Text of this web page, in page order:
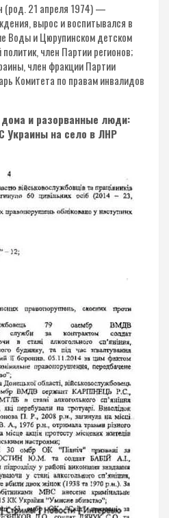
(род. 21 апреля 1974) —
вырос и воспитывался в
Воды и Цюрупинском детском
член Партии регионов;
член фракции Партии
Комитета по правам инвалидов
и разорванные люди:
Украины на село в ЛНР